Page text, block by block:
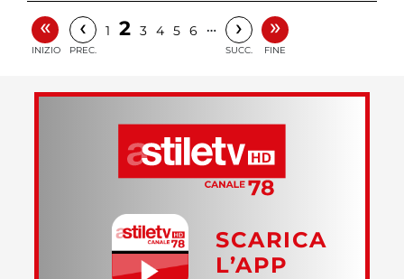
«
INIZIO
‹
PREC.
1 2 3 4 5 6 … ›
SUCC.
»
FINE
SCARICA
L’APP